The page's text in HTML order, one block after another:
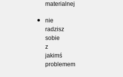
materialnej
nie
radzisz
sobie
z
jakimś
problemem